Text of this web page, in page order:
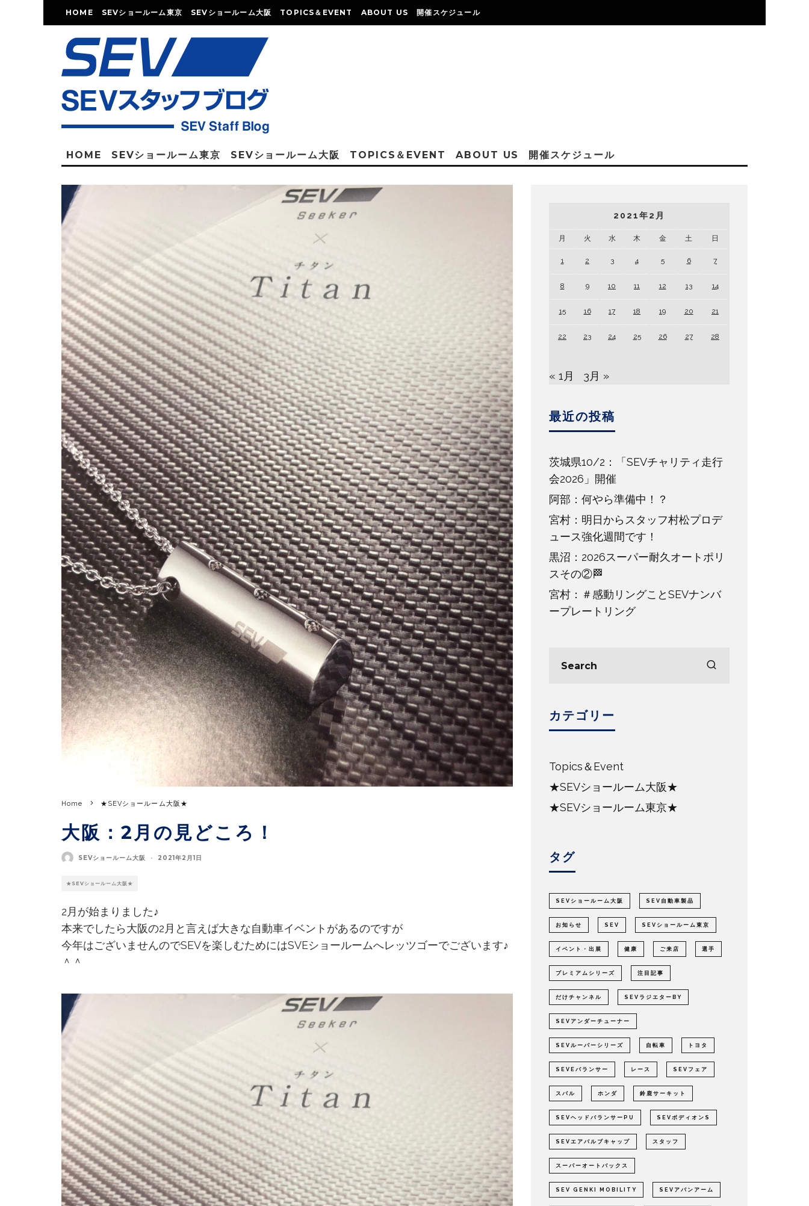
HOME SEVショールーム東京 SEVショールーム大阪 TOPICS＆EVENT ABOUT US 開催スケジュール
HOME SEVショールーム東京 SEVショールーム大阪 TOPICS＆EVENT ABOUT US 開催スケジュール
Home ★SEVショールーム大阪★
大阪：2月の見どころ！
SEVショールーム大阪 · 2021年2月1日
★SEVショールーム大阪★
2月が始まりました♪
本来でしたら大阪の2月と言えば大きな自動車イベントがあるのですが
今年はございませんのでSEVを楽しむためにはSVEショールームへレッツゴーでございます♪
＾＾
2021年2月
月 火 水 木 金 土 日
1 2 3 4 5 6 7
8 9 10 11 12 13 14
15 16 17 18 19 20 21
22 23 24 25 26 27 28
« 1月 3月 »
最近の投稿
茨城県10/2：「SEVチャリティ走行
会2026」開催
阿部：何やら準備中！？
宮村：明日からスタッフ村松プロデ
ュース強化週間です！
黒沼：2026スーパー耐久オートポリ
スその②🏁
宮村：＃感動リングことSEVナンバ
ープレートリング
カテゴリー
Topics＆Event
★SEVショールーム大阪★
★SEVショールーム東京★
タグ
SEVショールーム大阪 SEV自動車製品
お知らせ SEV SEVショールーム東京
イベント・出展 健康 ご来店 選手
プレミアムシリーズ 注目記事
だけチャンネル SEVラジエターBY
SEVアンダーチューナー
SEVルーパーシリーズ 自転車 トヨタ
SEVEバランサー レース SEVフェア
スバル ホンダ 鈴鹿サーキット
SEVヘッドバランサーPU SEVボディオンS
SEVエアバルブキャップ スタッフ
スーパーオートバックス
SEV GENKI MOBILITY SEVアバンアーム